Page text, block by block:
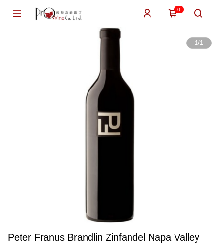
0
1/1
Peter Franus Brandlin Zinfandel Napa Valley